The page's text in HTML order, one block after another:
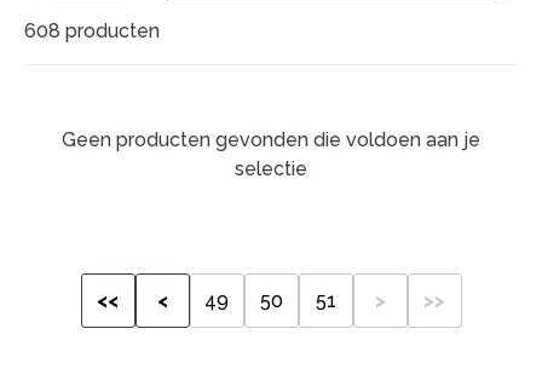
608 producten
Geen producten gevonden die voldoen aan je
selectie
<< < 49 50 51 > >>